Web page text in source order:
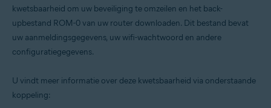
kwetsbaarheid om uw beveiliging te omzeilen en het back-
upbestand ROM-0 van uw router downloaden. Dit bestand bevat
uw aanmeldingsgegevens, uw wifi-wachtwoord en andere
configuratiegegevens.
U vindt meer informatie over deze kwetsbaarheid via onderstaande
koppeling: